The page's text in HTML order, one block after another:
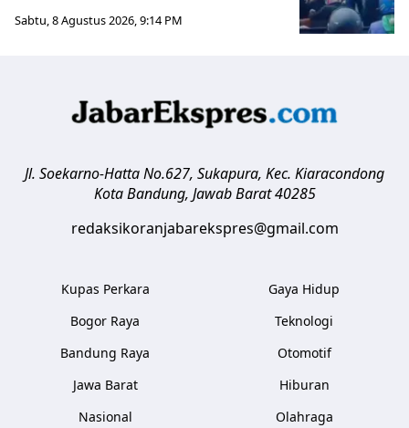
Sabtu, 8 Agustus 2026, 9:14 PM
Jl. Soekarno-Hatta No.627, Sukapura, Kec. Kiaracondong
Kota Bandung, Jawab Barat 40285
redaksikoranjabarekspres@gmail.com
Kupas Perkara
Bogor Raya
Bandung Raya
Jawa Barat
Nasional
Gaya Hidup
Teknologi
Otomotif
Hiburan
Olahraga